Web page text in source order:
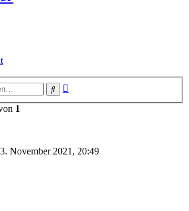
Suche
1
November 2021, 20:49